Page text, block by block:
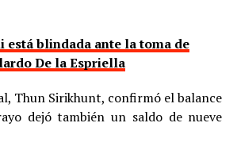
está blindada ante la toma de
De la Espriella
Thun Sirikhunt, confirmó el balance
dejó también un saldo de nueve